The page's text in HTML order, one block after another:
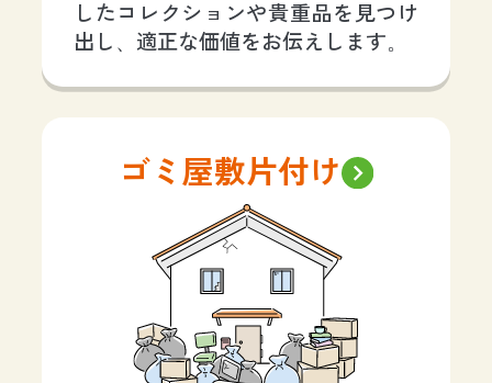
したコレクションや貴重品を見つけ
出し、適正な価値をお伝えします。
ゴミ屋敷片付け